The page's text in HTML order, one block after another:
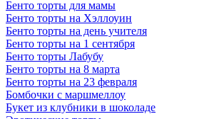
Бенто торты для мамы
Бенто торты на Хэллоуин
Бенто торты на день учителя
Бенто торты на 1 сентября
Бенто торты Лабубу
Бенто торты на 8 марта
Бенто торты на 23 февраля
Бомбочки с маршмеллоу
Букет из клубники в шоколаде